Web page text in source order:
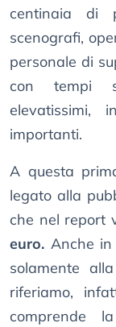
centinaia di
scenografi,
personale di
con tempi
elevatissimi,
importanti.
A questa
legato alla
che nel report
euro. Anche
solamente
riferiamo,
comprende